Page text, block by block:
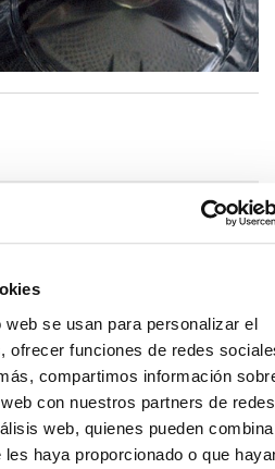
se usan para personalizar el
ofrecer funciones de redes
compartimos información
con nuestros partners de redes
web, quienes pueden
haya proporcionado o que